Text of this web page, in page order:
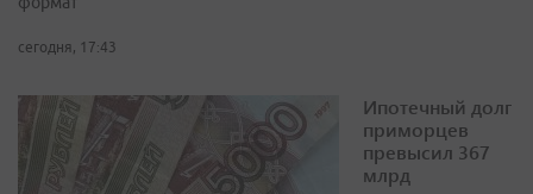
сегодня, 17:43
Ипотечный долг
приморцев
превысил 367
млрд